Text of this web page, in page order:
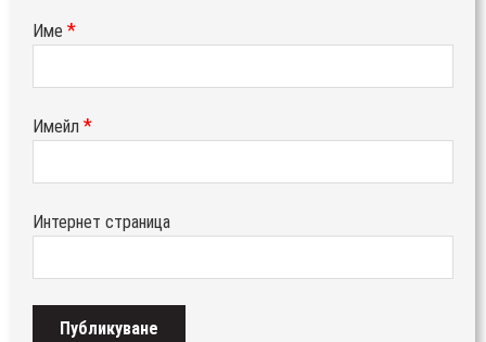
Име *
Имейл *
Интернет страница